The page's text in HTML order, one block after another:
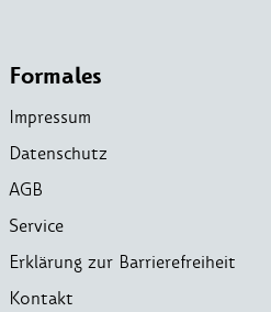
Formales
Impressum
Datenschutz
AGB
Service
Erklärung zur Barrierefreiheit
Kontakt